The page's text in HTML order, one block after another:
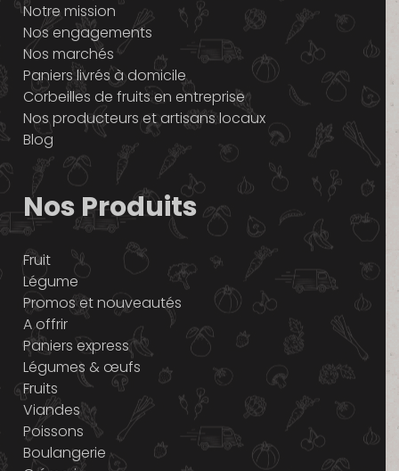
Notre mission
Nos engagements
Nos marchés
Paniers livrés à domicile
Corbeilles de fruits en entreprise
Nos producteurs et artisans locaux
Blog
Nos Produits
Fruit
Légume
Promos et nouveautés
A offrir
Paniers express
Légumes & œufs
Fruits
Viandes
Poissons
Boulangerie